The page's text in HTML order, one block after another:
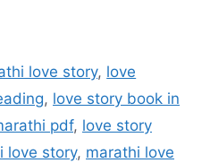
love story, love
, love story book in
pdf, love story
love story, marathi love